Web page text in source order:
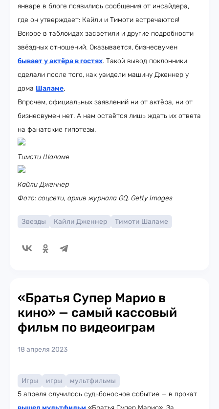
январе в блоге появились сообщения от инсайдера,
где он утверждает: Кайли и Тимоти встречаются!
Вскоре в таблоидах засветили и другие подробности
звёздных отношений. Оказывается, бизнесвумен
бывает у актёра в гостях. Такой вывод поклонники
сделали после того, как увидели машину Дженнер у
дома Шаламе.
Впрочем, официальных заявлений ни от актёра, ни от
бизнесвумен нет. А нам остаётся лишь ждать их ответа
на фанатские гипотезы.
Тимоти Шаламе
Кайли Дженнер
Фото: соцсети, архив журнала GQ, Getty Images
Звезды Кайли Дженнер Тимоти Шаламе
«Братья Супер Марио в
кино» — самый кассовый
фильм по видеоиграм
18 апреля 2023
Игры игры
мультфильмы
5 апреля случилось судьбоносное событие — в прокат